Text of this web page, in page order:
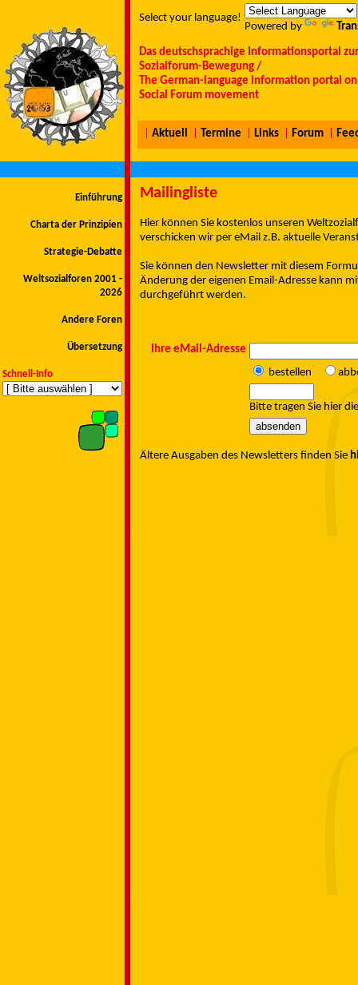
Select your language!
Powered by
Das deutschsprachige Informationsportal
Sozialforum-Bewegung /
The German-language information portal
Social Forum movement
Aktuell Termine Links Forum
Einführung
Charta der Prinzipien
Strategie-Debatte
Weltsozialforen 2001 -
2026
Andere Foren
Übersetzung
Schnell-Info
Mailingliste
Hier können Sie kostenlos unseren
verschicken wir per eMail z.B. aktuelle
Sie können den Newsletter mit diesem
Änderung der eigenen Email-Adresse kann
durchgeführt werden.
Ihre eMail-Adresse
bestellen
Bitte tragen Sie hier
Ältere Ausgaben des Newsletters finden Sie